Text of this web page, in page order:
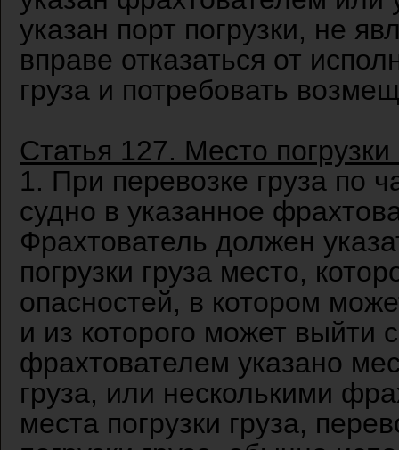
указан порт погрузки, не
вправе отказаться от
груза и потребовать
Статья 127. Место погрузки
1. При перевозке груза по
судно в указанное
Фрахтователь должен
погрузки груза место,
опасностей, в котором
и из которого может выйти
фрахтователем указано
груза, или несколькими
места погрузки груза,